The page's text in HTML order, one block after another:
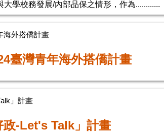
學校務發展/內部品保之情形，作為............
海外搭僑計畫
臺灣青年海外搭僑計畫
」計畫
政-Let's Talk」計畫